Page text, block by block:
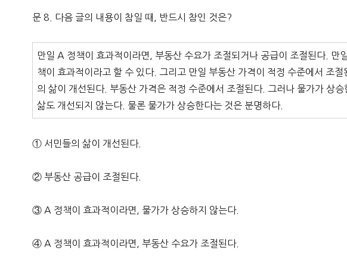
문 8. 다음 글의 내용이 참일 때, 반드시 참인 것은?
만일 A 정책이 효과적이라면, 부동산 수요가 조절되거나 공급이 조절된다. 만
책이 효과적이라고 할 수 있다. 그리고 만일 부동산 가격이 적정 수준에서 조
의 삶이 개선된다. 부동산 가격은 적정 수준에서 조절된다. 그러나 물가가 상
삶도 개선되지 않는다. 물론 물가가 상승한다는 것은 분명하다.
① 서민들의 삶이 개선된다.
② 부동산 공급이 조절된다.
③ A 정책이 효과적이라면, 물가가 상승하지 않는다.
④ A 정책이 효과적이라면, 부동산 수요가 조절된다.